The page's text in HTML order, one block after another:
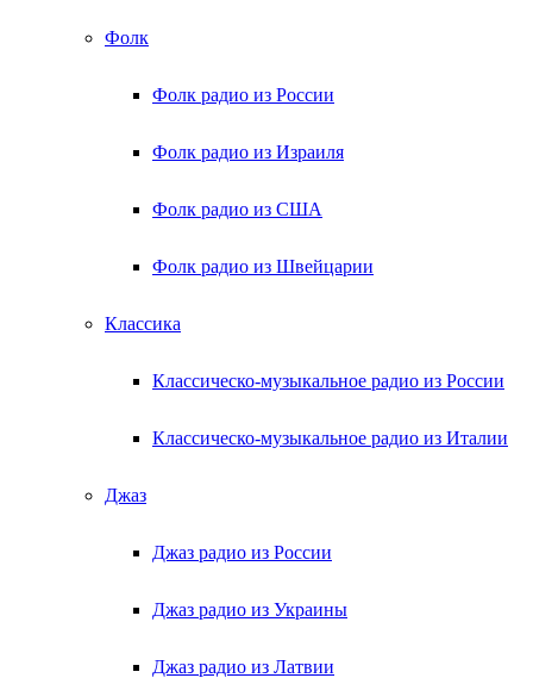
Фолк
Фолк радио из России
Фолк радио из Израиля
Фолк радио из США
Фолк радио из Швейцарии
Классика
Классическо-музыкальное радио из России
Классическо-музыкальное радио из Италии
Джаз
Джаз радио из России
Джаз радио из Украины
Джаз радио из Латвии